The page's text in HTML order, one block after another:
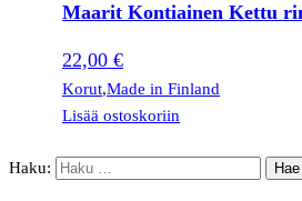
Maarit Kontiainen Kettu
22,00 €
Korut,Made in Finland
Lisää ostoskoriin
Haku: